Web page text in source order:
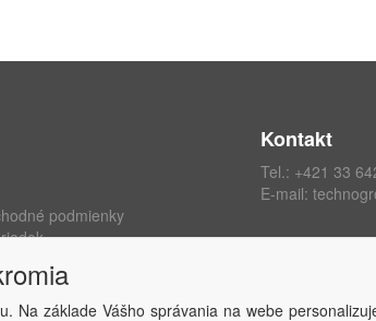
podmienky
Kontakt
Tel.: +421 33
E-mail:
Na základe Vášho správania na webe